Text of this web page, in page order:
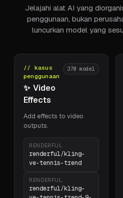
Jelajahi alat AI yang
penggunaan, bukan
luncurkan model yang
// kasus
penggunaan
✨ Video
Effects
370 model
Add effects to video
outputs.
RENDERFUL
renderful/kling-
ve-tennis-trend
RENDERFUL
renderful/kling-